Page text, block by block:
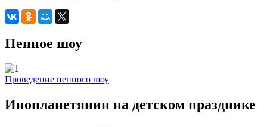
Пенное шоу
Проведение пенного шоу
Инопланетянин на детском празднике